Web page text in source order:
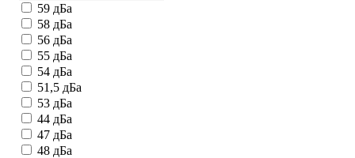
59 дБа
58 дБа
56 дБа
55 дБа
54 дБа
51,5 дБа
53 дБа
44 дБа
47 дБа
48 дБа